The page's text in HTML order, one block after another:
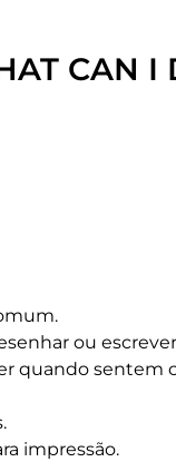
CAN I
ou escrever
quando sentem
impressão.